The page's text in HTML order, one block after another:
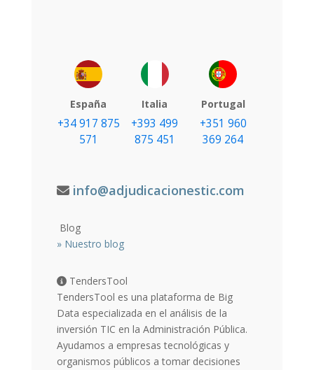
España
+34 917 875
571
Italia
+393 499
875 451
Portugal
+351 960
369 264
info@adjudicacionestic.com
Blog
» Nuestro blog
TendersTool
TendersTool es una plataforma de Big
Data especializada en el análisis de la
inversión TIC en la Administración Pública.
Ayudamos a empresas tecnológicas y
organismos públicos a tomar decisiones